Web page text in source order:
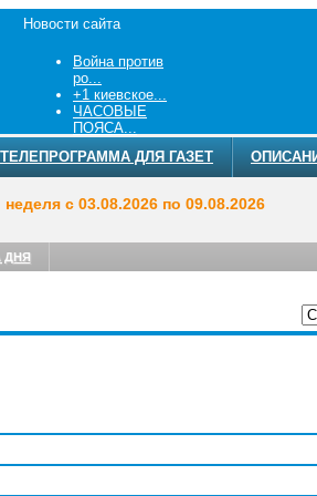
Новости сайта
Война против
ро...
+1 киевское...
ЧАСОВЫЕ
ПОЯСА...
ТЕЛЕПРОГРАММА ДЛЯ ГАЗЕТ
неделя с 03.08.2026 по 09.08.2026
ДНЯ